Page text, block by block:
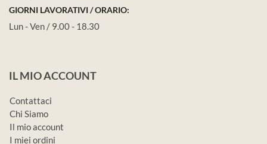
GIORNI LAVORATIVI / ORARIO:
Lun - Ven / 9.00 - 18.30
IL MIO ACCOUNT
Contattaci
Chi Siamo
Il mio account
I miei ordini